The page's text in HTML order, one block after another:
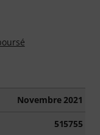
Novembre 2021
515755